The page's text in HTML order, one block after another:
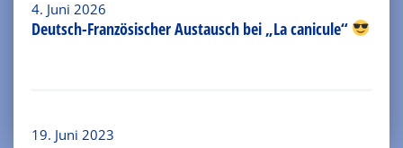
4. Juni 2026
Deutsch-Französischer Austausch bei „La canicule“
19. Juni 2023